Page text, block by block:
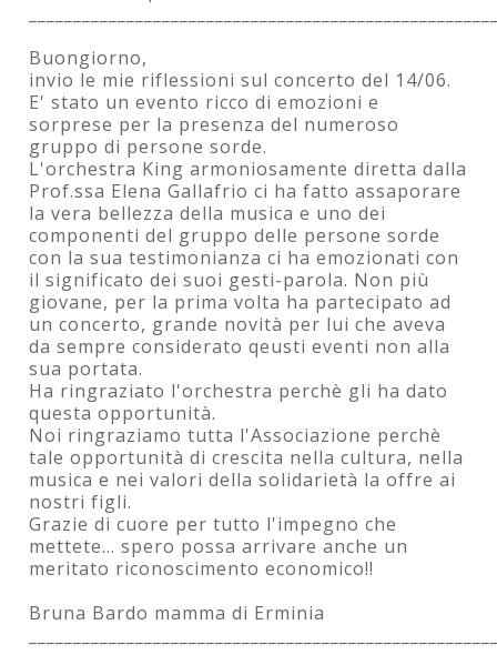
Buongiorno,
invio le mie riflessioni sul concerto del 14/06.
E' stato un evento ricco di emozioni e
sorprese per la presenza del numeroso
gruppo di persone sorde.
L'orchestra King armoniosamente diretta dalla
Prof.ssa Elena Gallafrio ci ha fatto assaporare
la vera bellezza della musica e uno dei
componenti del gruppo delle persone sorde
con la sua testimonianza ci ha emozionati con
il significato dei suoi gesti-parola. Non più
giovane, per la prima volta ha partecipato ad
un concerto, grande novità per lui che aveva
da sempre considerato qeusti eventi non alla
sua portata.
Ha ringraziato l'orchestra perchè gli ha dato
questa opportunità.
Noi ringraziamo tutta l'Associazione perchè
tale opportunità di crescita nella cultura, nella
musica e nei valori della solidarietà la offre ai
nostri figli.
Grazie di cuore per tutto l'impegno che
mettete... spero possa arrivare anche un
meritato riconoscimento economico!!
Bruna Bardo mamma di Erminia